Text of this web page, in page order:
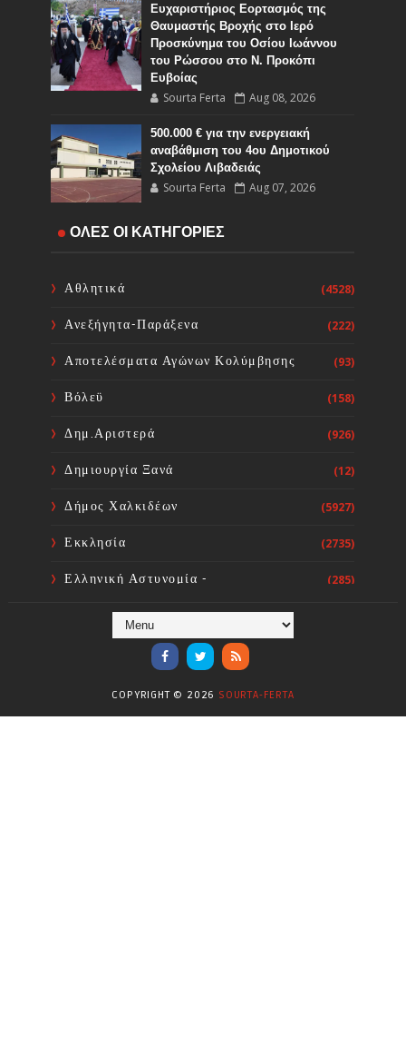
Ευχαριστήριος Εορτασμός της
Θαυμαστής Βροχής στο Ιερό
Προσκύνημα του Οσίου Ιωάννου
του Ρώσσου στο Ν. Προκόπι
Ευβοίας
Sourta Ferta Aug 08, 2026
500.000 € για την ενεργειακή
αναβάθμιση του 4ου Δημοτικού
Σχολείου Λιβαδειάς
Sourta Ferta Aug 07, 2026
Διρφύων-Μεσσαπίων με τη ΜΚΟ
διαχείριση των αδέσποτων ζώων
ΟΛΕΣ ΟΙ ΚΑΤΗΓΟΡΙΕΣ
Αθλητικά (4528)
Ανεξήγητα-Παράξενα (222)
Αποτελέσματα Αγώνων Κολύμβησης (93)
Βόλεϋ (158)
Δημ.Αριστερά (926)
Δημιουργία Ξανά (12)
Δήμος Χαλκιδέων (5927)
Εκκλησία (2735)
Ελληνική Αστυνομία -
(285)
Ενόργανη Γυμναστική
COPYRIGHT © 2026 SOURTA-FERTA